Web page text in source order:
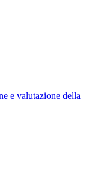
e valutazione della